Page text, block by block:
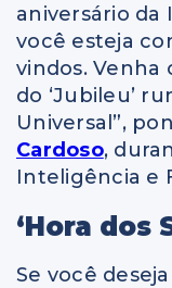
aniversário da
você esteja
vindos. Venha
do ‘Jubileu’
Universal”,
Cardoso,
Inteligência e
‘Hora dos
Se você